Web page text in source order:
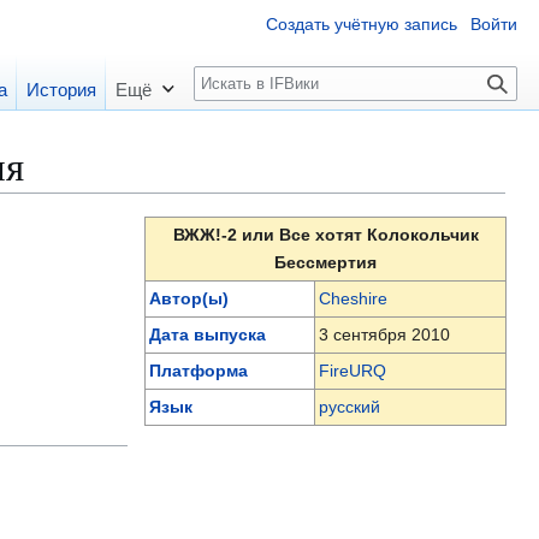
ВЖЖ!-2 или Все хотят Колокольчик
Бессмертия
Автор(ы)
Cheshire
Дата выпуска
3 сентября 2010
Платформа
FireURQ
Язык
русский
Создать учётную запись Войти
История Ещё
П
о
к